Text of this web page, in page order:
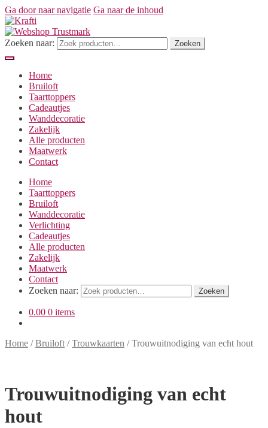
Ga door naar navigatie Ga naar de inhoud
Zoeken naar: Zoeken
Home
Bruiloft
Taarttoppers
Cadeautjes
Wanddecoratie
Zakelijk
Alle producten
Maatwerk
Contact
Home
Taarttoppers
Bruiloft
Wanddecoratie
Verlichting
Cadeautjes
Alle producten
Zakelijk
Maatwerk
Contact
Zoeken naar:
Zoeken
0.00 0 items
Home /Bruiloft /Trouwkaarten /Trouwuitnodiging van echt hout
Trouwuitnodiging van echt
hout